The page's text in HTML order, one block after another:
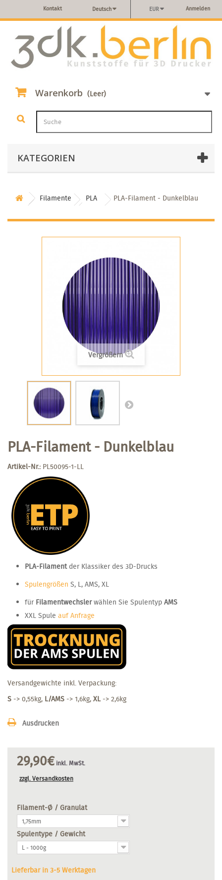
Anmelden
EUR
Deutsch
Kontakt
Warenkorb (Leer)
KATEGORIEN
Filamente PLA PLA-Filament - Dunkelblau
Vergrößern
PLA-Filament - Dunkelblau
Artikel-Nr.: PL50095-1-LL
PLA-Filamentder Klassiker des 3D-Drucks
Spulengrößen S, L, AMS, XL
für Filamentwechslerwählen Sie Spulentyp AMS
XXL Spule auf Anfrage
Versandgewichte inkl. Verpackung:
S -> 0,55kg, L/AMS -> 1,6kg, XL-> 2,6kg
Ausdrucken
29,90€ inkl. MwSt.
zzgl. Versandkosten
Filament-Ø / Granulat
1,75mm
Spulentype / Gewicht
L - 1000g
Lieferbar in 3-5 Werktagen